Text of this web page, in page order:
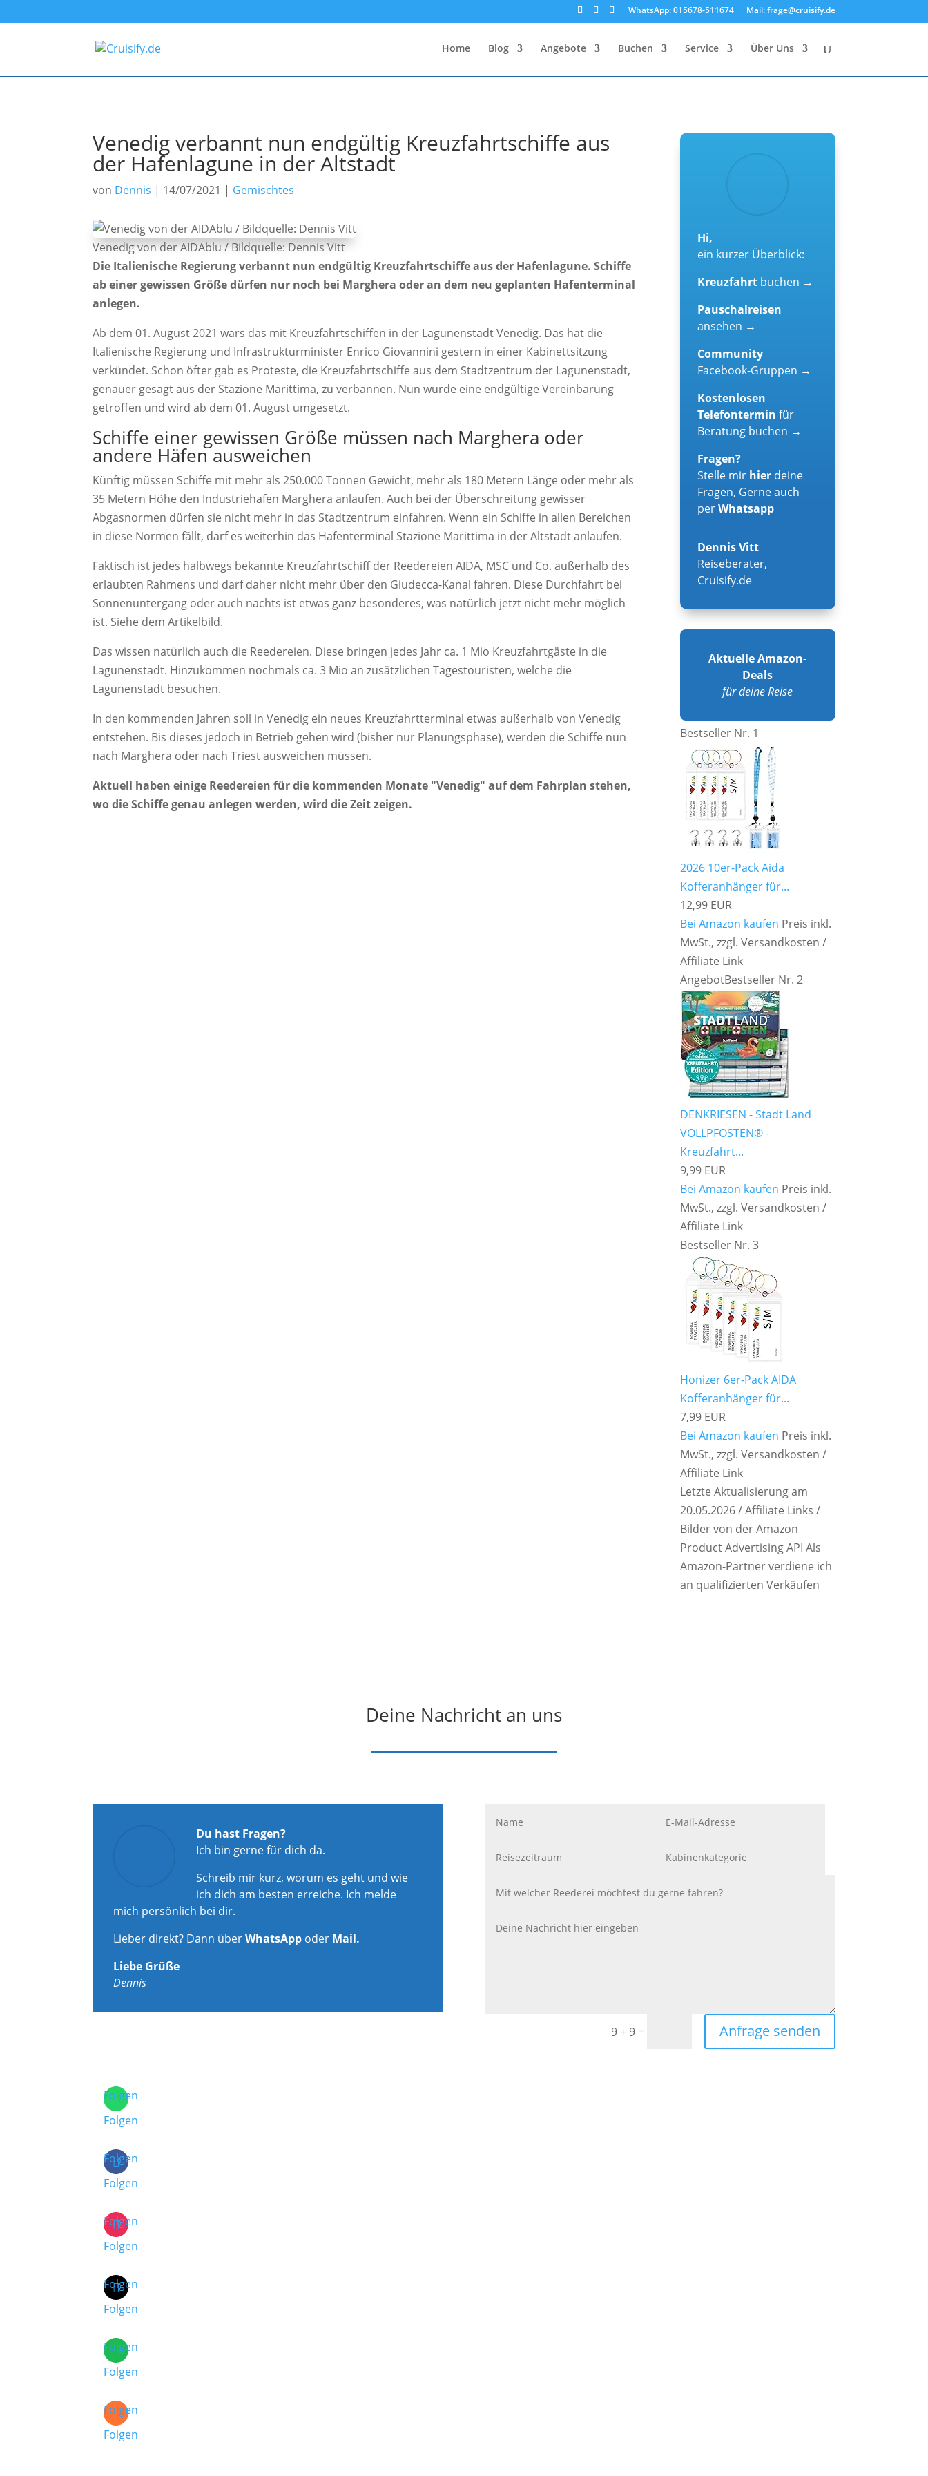
WhatsApp: 015678-511674 Mail: frage@cruisify.de
Home Blog Angebote Buchen Service Über Uns
Venedig verbannt nun endgültig Kreuzfahrtschiffe aus
der Hafenlagune in der Altstadt
von Dennis | 14/07/2021 | Gemischtes
Venedig von der AIDAblu / Bildquelle: Dennis Vitt
Die Italienische Regierung verbannt nun endgültig Kreuzfahrtschiffe aus der Hafenlagune. Schiffe
ab einer gewissen Größe dürfen nur noch bei Marghera oder an dem neu geplanten Hafenterminal
anlegen.
Ab dem 01. August 2021 wars das mit Kreuzfahrtschiffen in der Lagunenstadt Venedig. Das hat die
Italienische Regierung und Infrastrukturminister Enrico Giovannini gestern in einer Kabinettsitzung
verkündet. Schon öfter gab es Proteste, die Kreuzfahrtschiffe aus dem Stadtzentrum der Lagunenstadt,
genauer gesagt aus der Stazione Marittima, zu verbannen. Nun wurde eine endgültige Vereinbarung
getroffen und wird ab dem 01. August umgesetzt.
Schiffe einer gewissen Größe müssen nach Marghera oder
andere Häfen ausweichen
Künftig müssen Schiffe mit mehr als 250.000 Tonnen Gewicht, mehr als 180 Metern Länge oder mehr als
35 Metern Höhe den Industriehafen Marghera anlaufen. Auch bei der Überschreitung gewisser
Abgasnormen dürfen sie nicht mehr in das Stadtzentrum einfahren. Wenn ein Schiffe in allen Bereichen
in diese Normen fällt, darf es weiterhin das Hafenterminal Stazione Marittima in der Altstadt anlaufen.
Faktisch ist jedes halbwegs bekannte Kreuzfahrtschiff der Reedereien AIDA, MSC und Co. außerhalb des
erlaubten Rahmens und darf daher nicht mehr über den Giudecca-Kanal fahren. Diese Durchfahrt bei
Sonnenuntergang oder auch nachts ist etwas ganz besonderes, was natürlich jetzt nicht mehr möglich
ist. Siehe dem Artikelbild.
Das wissen natürlich auch die Reedereien. Diese bringen jedes Jahr ca. 1 Mio Kreuzfahrtgäste in die
Lagunenstadt. Hinzukommen nochmals ca. 3 Mio an zusätzlichen Tagestouristen, welche die
Lagunenstadt besuchen.
In den kommenden Jahren soll in Venedig ein neues Kreuzfahrtterminal etwas außerhalb von Venedig
entstehen. Bis dieses jedoch in Betrieb gehen wird (bisher nur Planungsphase), werden die Schiffe nun
nach Marghera oder nach Triest ausweichen müssen.
Aktuell haben einige Reedereien für die kommenden Monate "Venedig" auf dem Fahrplan stehen,
wo die Schiffe genau anlegen werden, wird die Zeit zeigen.
Hi,
ein kurzer Überblick:
Kreuzfahrt buchen →
Pauschalreisen
ansehen →
Community
Facebook-Gruppen →
Kostenlosen
Telefonterminfür
Beratung buchen →
Fragen?
Stelle mir hier deine
Fragen, Gerne auch
perWhatsapp
Dennis Vitt
Reiseberater,
Cruisify.de
Aktuelle Amazon-
Deals
für deine Reise
Bestseller Nr. 1
2026 10er-Pack Aida
Kofferanhänger für...
12,99 EUR
Bei Amazon kaufen Preis inkl.
MwSt., zzgl. Versandkosten /
Affiliate Link
AngebotBestseller Nr. 2
DENKRIESEN - Stadt Land
VOLLPFOSTEN® -
Kreuzfahrt...
9,99 EUR
Bei Amazon kaufen Preis inkl.
MwSt., zzgl. Versandkosten /
Affiliate Link
Bestseller Nr. 3
Honizer 6er-Pack AIDA
Kofferanhänger für...
7,99 EUR
Bei Amazon kaufen Preis inkl.
MwSt., zzgl. Versandkosten /
Affiliate Link
Letzte Aktualisierung am
20.05.2026 / Affiliate Links /
Bilder von der Amazon
Product Advertising API Als
Amazon-Partner verdiene ich
an qualifizierten Verkäufen
Deine Nachricht an uns
Du hast Fragen?
Ich bin gerne für dich da.
Schreib mir kurz, worum es geht und wie
ich dich am besten erreiche. Ich melde
mich persönlich bei dir.
Lieber direkt? Dann überWhatsApp oder Mail.
Liebe Grüße
Dennis
9 + 9= Anfrage senden
Folgen
Folgen
Folgen
Folgen
Folgen
Folgen
Folgen
Folgen
Folgen
Folgen
Folgen
Folgen